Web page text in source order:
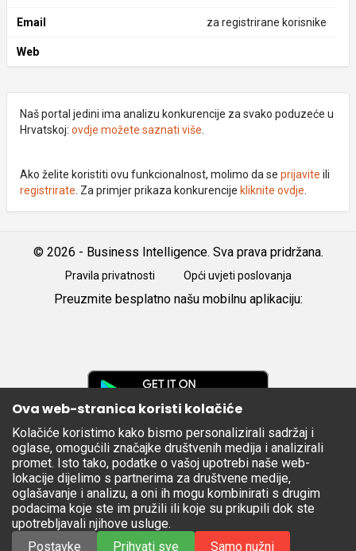
Email za registrirane korisnike
Web
Naš portal jedini ima analizu konkurencije za svako poduzeće u
Hrvatskoj: ovdje možete saznati više
Ako želite koristiti ovu funkcionalnost, molimo da se prijavite ili
registrirate . Za primjer prikaza konkurencije kliknite ovdje
© 2026 - Business Intelligence. Sva prava pridržana.
Pravila privatnosti Opći uvjeti poslovanja
Preuzmite besplatno našu mobilnu aplikaciju:
Apple
Store
Ova web-stranica koristi kolačiće
Kolačiće koristimo kako bismo personalizirali sadržaj i
oglase, omogućili značajke društvenih medija i analizirali
promet. Isto tako, podatke o vašoj upotrebi naše web-
lokacije dijelimo s partnerima za društvene medije,
oglašavanje i analizu, a oni ih mogu kombinirati s drugim
podacima koje ste im pružili ili koje su prikupili dok ste
upotrebljavali njihove usluge.
Postavke
Prihvati sve Samo nužni